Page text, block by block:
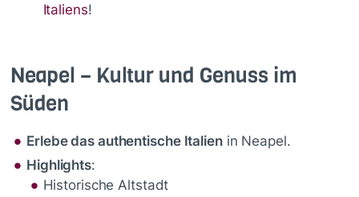
Italiens!
Neapel – Kultur und Genuss im
Süden
Erlebe das authentische Italienin Neapel.
Highlights:
Historische Altstadt